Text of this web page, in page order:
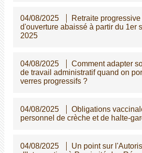
04/08/2025
Retraite
d'ouverture abaissé à partir du 1er
2025
04/08/2025
Comment adapter
de travail administratif quand on
verres progressifs ?
04/08/2025
Obligations
personnel de crèche et de halte-
04/08/2025
Un point sur